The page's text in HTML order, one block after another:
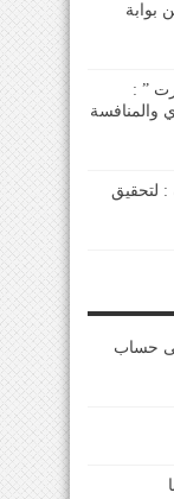
بوابة
” :
والمنافسة
: لتحقيق
حساب